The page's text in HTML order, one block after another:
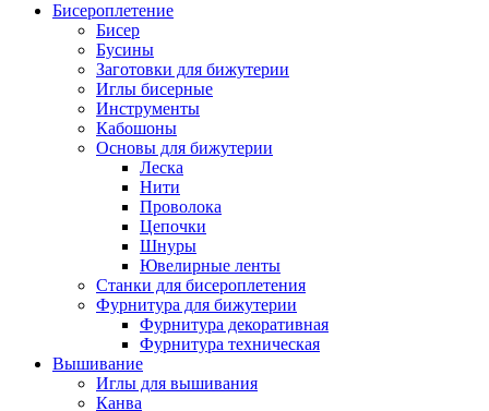
Бисероплетение
Бисер
Бусины
Заготовки для бижутерии
Иглы бисерные
Инструменты
Кабошоны
Основы для бижутерии
Леска
Нити
Проволока
Цепочки
Шнуры
Ювелирные ленты
Станки для бисероплетения
Фурнитура для бижутерии
Фурнитура декоративная
Фурнитура техническая
Вышивание
Иглы для вышивания
Канва